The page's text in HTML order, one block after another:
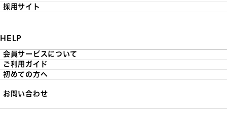
採用サイト
HELP
会員サービスについて
ご利用ガイド
初めての方へ
お問い合わせ